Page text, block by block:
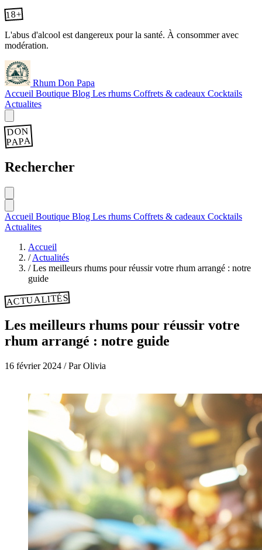
18+
L'abus d'alcool est dangereux pour la santé. À consommer avec
modération.
Rhum Don Papa
Accueil Boutique Blog Les rhums Coffrets & cadeaux Cocktails
Actualites
DON
PAPA
Rechercher
Accueil Boutique Blog Les rhums Coffrets & cadeaux Cocktails
Actualites
Accueil
/ Actualités
/ Les meilleurs rhums pour réussir votre rhum arrangé : notre
guide
ACTUALITÉS
Les meilleurs rhums pour réussir votre
rhum arrangé : notre guide
16 février 2024 / Par Olivia